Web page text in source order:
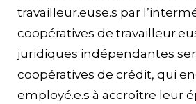
travailleur.euse.s par
coopératives de
juridiques indépendantes
coopératives de crédit, qui
employé.e.s à accroître leur